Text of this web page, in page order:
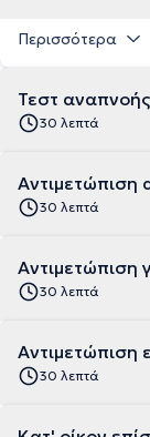
Περισσότερα
Τεστ
30 λεπτά
Αντιμετώπιση
30 λεπτά
Αντιμετώπιση
30 λεπτά
Αντιμετώπιση
30 λεπτά